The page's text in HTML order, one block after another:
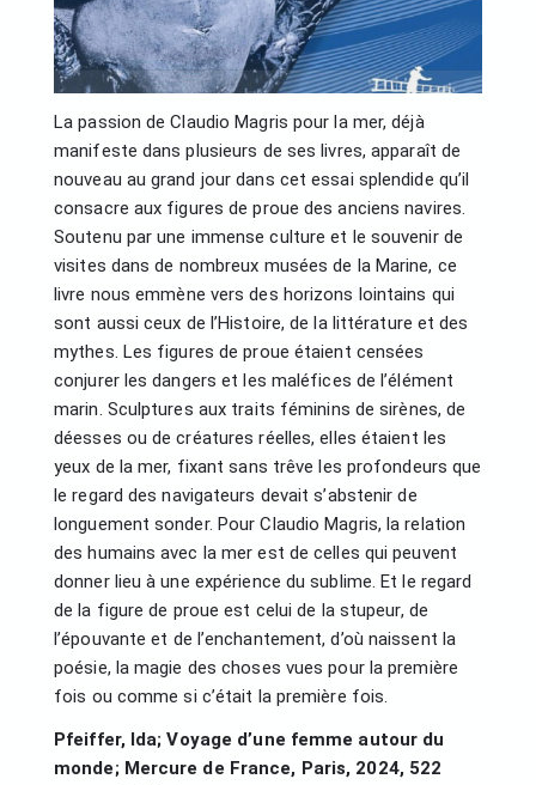
La passion de Claudio Magris pour la mer, déjà
manifeste dans plusieurs de ses livres, apparaît de
nouveau au grand jour dans cet essai splendide qu’il
consacre aux figures de proue des anciens navires.
Soutenu par une immense culture et le souvenir de
visites dans de nombreux musées de la Marine, ce
livre nous emmène vers des horizons lointains qui
sont aussi ceux de l’Histoire, de la littérature et des
mythes. Les figures de proue étaient censées
conjurer les dangers et les maléfices de l’élément
marin. Sculptures aux traits féminins de sirènes, de
déesses ou de créatures réelles, elles étaient les
yeux de la mer, fixant sans trêve les profondeurs que
le regard des navigateurs devait s’abstenir de
longuement sonder. Pour Claudio Magris, la relation
des humains avec la mer est de celles qui peuvent
donner lieu à une expérience du sublime. Et le regard
de la figure de proue est celui de la stupeur, de
l’épouvante et de l’enchantement, d’où naissent la
poésie, la magie des choses vues pour la première
fois ou comme si c’était la première fois.
Pfeiffer, Ida; Voyage d’une femme autour du
monde; Mercure de France, Paris, 2024, 522